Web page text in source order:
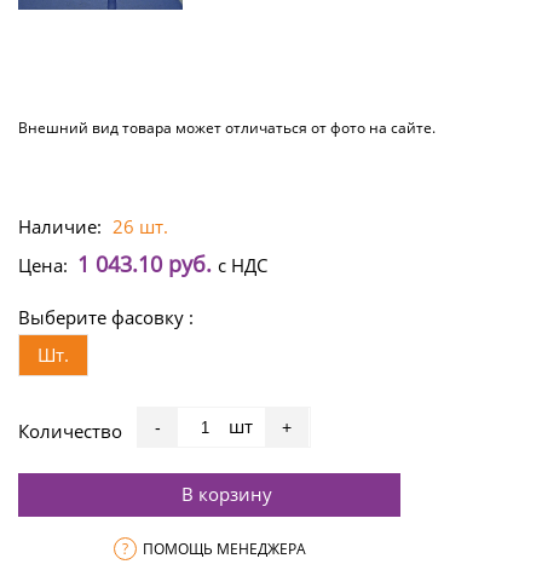
Внешний вид товара может отличаться от фото на сайте.
Наличие: 26 шт.
Цена: 1 043.10 руб. с НДС
Выберите фасовку :
Шт.
Количество - шт +
В корзину
? ПОМОЩЬ МЕНЕДЖЕРА